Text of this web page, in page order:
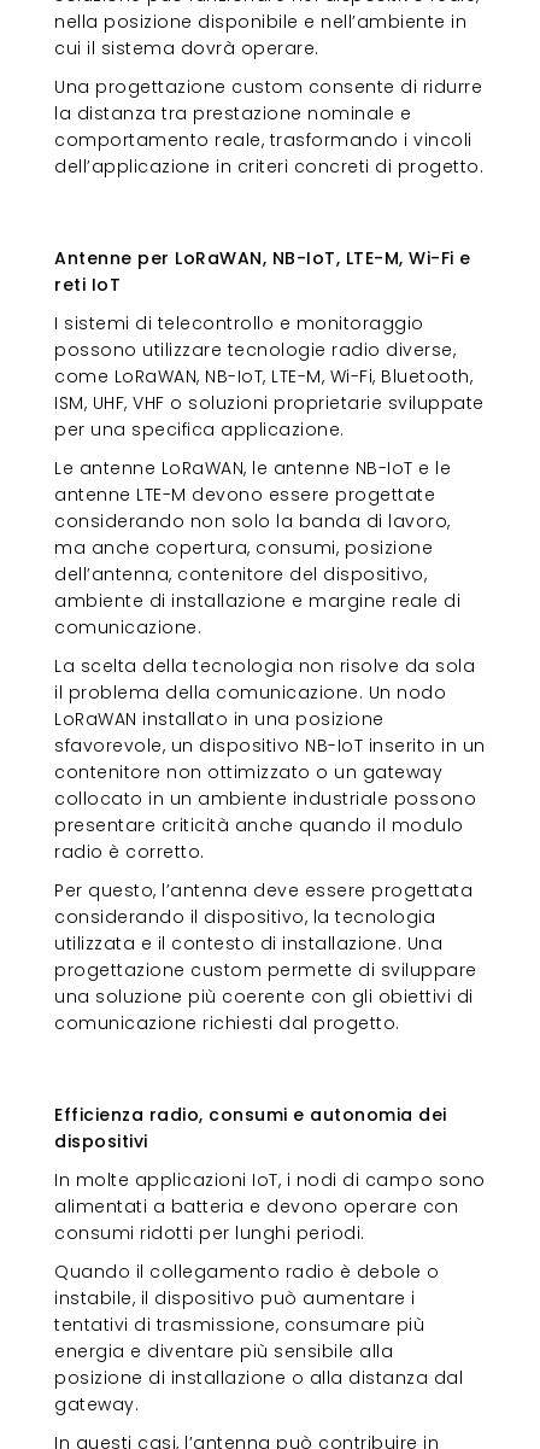
nella posizione disponibile e nell’ambiente in
cui il sistema dovrà operare.
Una progettazione custom consente di ridurre
la distanza tra prestazione nominale e
comportamento reale, trasformando i vincoli
dell’applicazione in criteri concreti di progetto.
Antenne per LoRaWAN, NB-IoT, LTE-M, Wi-Fi e
reti IoT
I sistemi di telecontrollo e monitoraggio
possono utilizzare tecnologie radio diverse,
come LoRaWAN, NB-IoT, LTE-M, Wi-Fi, Bluetooth,
ISM, UHF, VHF o soluzioni proprietarie sviluppate
per una specifica applicazione.
Le antenne LoRaWAN, le antenne NB-IoT e le
antenne LTE-M devono essere progettate
considerando non solo la banda di lavoro,
ma anche copertura, consumi, posizione
dell’antenna, contenitore del dispositivo,
ambiente di installazione e margine reale di
comunicazione.
La scelta della tecnologia non risolve da sola
il problema della comunicazione. Un nodo
LoRaWAN installato in una posizione
sfavorevole, un dispositivo NB-IoT inserito in un
contenitore non ottimizzato o un gateway
collocato in un ambiente industriale possono
presentare criticità anche quando il modulo
radio è corretto.
Per questo, l’antenna deve essere progettata
considerando il dispositivo, la tecnologia
utilizzata e il contesto di installazione. Una
progettazione custom permette di sviluppare
una soluzione più coerente con gli obiettivi di
comunicazione richiesti dal progetto.
Efficienza radio, consumi e autonomia dei
dispositivi
In molte applicazioni IoT, i nodi di campo sono
alimentati a batteria e devono operare con
consumi ridotti per lunghi periodi.
Quando il collegamento radio è debole o
instabile, il dispositivo può aumentare i
tentativi di trasmissione, consumare più
energia e diventare più sensibile alla
posizione di installazione o alla distanza dal
gateway.
In questi casi, l’antenna può contribuire in